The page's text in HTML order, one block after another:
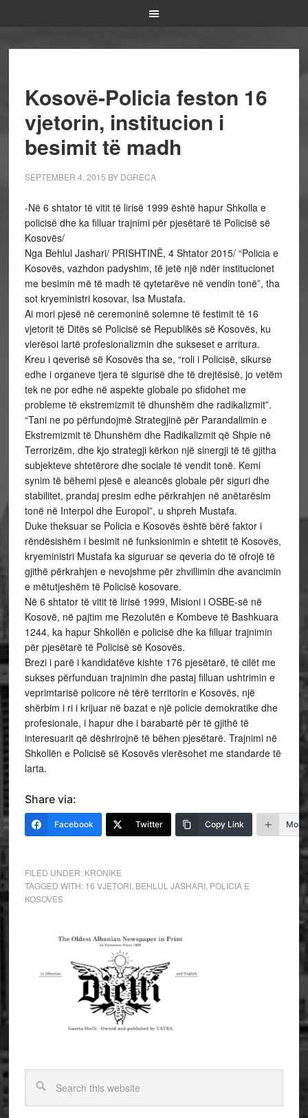
Kosovë-Policia feston 16
vjetorin, institucion i
besimit të madh
SEPTEMBER 4, 2015 BY DGRECA
-Në 6 shtator të vitit të lirisë 1999 është hapur Shkolla e
policisë dhe ka filluar trajnimi për pjesëtarë të Policisë së
Kosovës/
Nga Behlul Jashari/ PRISHTINË, 4 Shtator 2015/ “Policia e
Kosovës, vazhdon padyshim, të jetë një ndër institucionet
me besimin më të madh të qytetarëve në vendin tonë”, tha
sot kryeministri kosovar, Isa Mustafa.
Ai mori pjesë në ceremoninë solemne të festimit të 16
vjetorit të Ditës së Policisë së Republikës së Kosovës, ku
vlerësoi lartë profesionalizmin dhe sukseset e arritura.
Kreu i qeverisë së Kosovës tha se, “roli i Policisë, sikurse
edhe i organeve tjera të sigurisë dhe të drejtësisë, jo vetëm
tek ne por edhe në aspekte globale po sfidohet me
probleme të ekstremizmit të dhunshëm dhe radikalizmit”.
“Tani ne po përfundojmë Strategjinë për Parandalimin e
Ekstremizmit të Dhunshëm dhe Radikalizmit që Shpie në
Terrorizëm, dhe kjo strategji kërkon një sinergji të të gjitha
subjekteve shtetërore dhe sociale të vendit tonë. Kemi
synim të bëhemi pjesë e aleancës globale për siguri dhe
stabilitet, prandaj presim edhe përkrahjen në anëtarësim
tonë në Interpol dhe Europol”, u shpreh Mustafa.
Duke theksuar se Policia e Kosovës është bërë faktor i
rëndësishëm i besimit në funksionimin e shtetit të Kosovës,
kryeministri Mustafa ka siguruar se qeveria do të ofrojë të
gjithë përkrahjen e nevojshme për zhvillimin dhe avancimin
e mëtutjeshëm të Policisë kosovare.
Në 6 shtator të vitit të lirisë 1999, Misioni i OSBE-së në
Kosovë, në pajtim me Rezolutën e Kombeve të Bashkuara
1244, ka hapur Shkollën e policisë dhe ka filluar trajnimin
për pjesëtarë të Policisë së Kosovës.
Brezi i parë i kandidatëve kishte 176 pjesëtarë, të cilët me
sukses përfunduan trajnimin dhe pastaj filluan ushtrimin e
veprimtarisë policore në tërë territorin e Kosovës, një
shërbim i ri i krijuar në bazat e një policie demokratike dhe
profesionale, i hapur dhe i barabartë për të gjithë të
interesuarit që dëshrirojnë të bëhen pjesëtarë. Trajnimi në
Shkollën e Policisë së Kosovës vlerësohet me standarde të
larta.
Share via:
Facebook Twitter Copy Link More
FILED UNDER: KRONIKE
TAGGED WITH: 16 VJETORI, BEHLUL JASHARI, POLICIA E
KOSOVES